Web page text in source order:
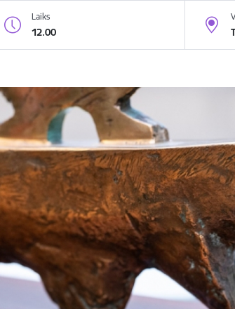
Laiks
12.00